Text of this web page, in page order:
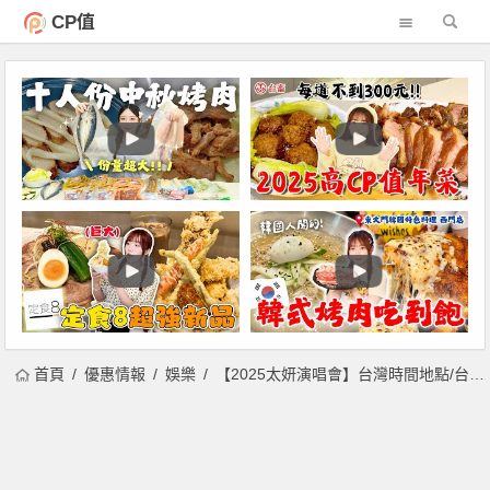
CP值
首頁 優惠情報 娛樂 【2025太妍演唱會】台灣時間地點/台北大巨蛋票價/購票售票一次看！